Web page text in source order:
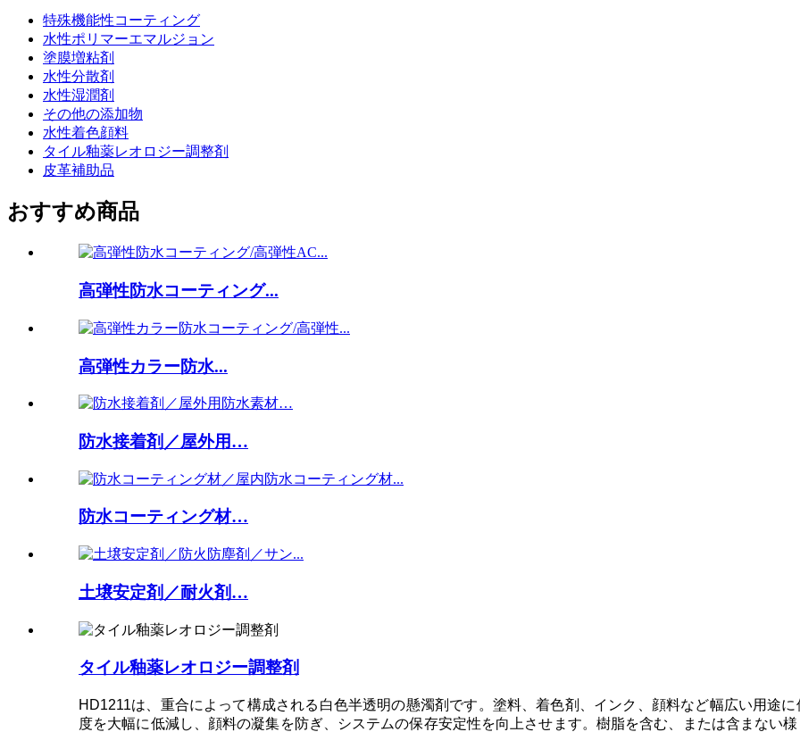
特殊機能性コーティング
水性ポリマーエマルジョン
塗膜増粘剤
水性分散剤
水性湿潤剤
その他の添加物
水性着色顔料
タイル釉薬レオロジー調整剤
皮革補助品
おすすめ商品
高弾性防水コーティング...
高弾性カラー防水...
防水接着剤／屋外用…
防水コーティング材…
土壌安定剤／耐火剤…
タイル釉薬レオロジー調整剤
HD1211は、重合によって構成される白色半透明の懸濁剤です。塗料、着色剤、インク、顔料など幅広い用途
度を大幅に低減し、顔料の凝集を防ぎ、システムの保存安定性を向上させます。樹脂を含む、または含まない